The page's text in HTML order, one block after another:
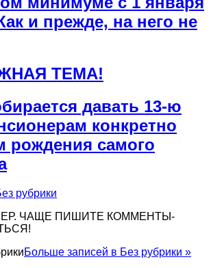
и прежде, на него не
ТЕМА!
давать 13-ю
конкретно
рождения самого
рубрики
ЧАЩЕ ПИШИТЕ КОММЕНТЫ-
Больше записей в Без рубрики »